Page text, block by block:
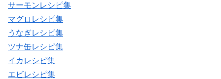
サーモンレシピ集
マグロレシピ集
うなぎレシピ集
ツナ缶レシピ集
イカレシピ集
エビレシピ集